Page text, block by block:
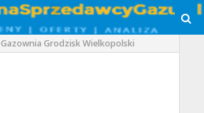
Gazownia Grodzisk Wielkopolski